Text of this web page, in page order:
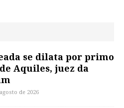
se dilata por primo
Aquiles, juez da
de 2026